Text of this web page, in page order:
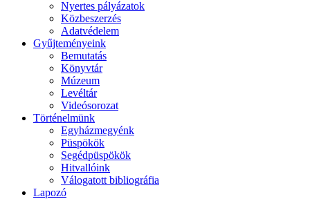
Nyertes pályázatok
Közbeszerzés
Adatvédelem
Gyűjteményeink
Bemutatás
Könyvtár
Múzeum
Levéltár
Videósorozat
Történelmünk
Egyházmegyénk
Püspökök
Segédpüspökök
Hitvallóink
Válogatott bibliográfia
Lapozó